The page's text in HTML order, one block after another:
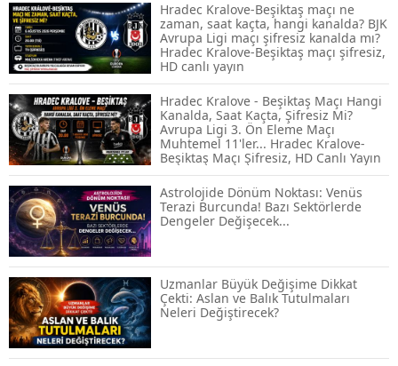
Spot ve Vadeli İşlem Arasındaki Farklar |
Hangi Piyasa Sizin İçin Daha Uygun?
ABD-İran Anlaşması Sonrası Altın
Rekora Koştu, Petrol Fiyatları Sert Düştü
Temmuz 2026 Maaş Zammı Netleşiyor!
Memur, Emekli ve Sosyal Yardımlarda
Yeni Oranlar
KOSGEB’den KOBİ’lere Dev Finansman
Hamlesi: 36 Ay Vadeli 30 Milyon TL
Destek
Hradec Kralove-Beşiktaş maçı ne
zaman, saat kaçta, hangi kanalda? BJK
Avrupa Ligi maçı şifresiz kanalda mı?
Hradec Kralove-Beşiktaş maçı şifresiz,
HD canlı yayın
Hradec Kralove - Beşiktaş Maçı Hangi
Kanalda, Saat Kaçta, Şifresiz Mi?
Avrupa Ligi 3. Ön Eleme Maçı
Muhtemel 11'ler... Hradec Kralove-
Beşiktaş Maçı Şifresiz, HD Canlı Yayın
Astrolojide Dönüm Noktası: Venüs
Terazi Burcunda! Bazı Sektörlerde
Dengeler Değişecek...
Uzmanlar Büyük Değişime Dikkat
Çekti: Aslan ve Balık Tutulmaları
Neleri Değiştirecek?